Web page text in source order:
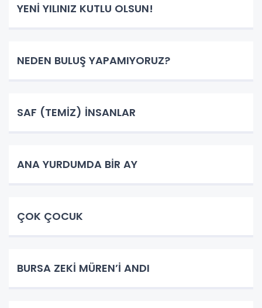
YENİ YILINIZ KUTLU OLSUN!
NEDEN BULUŞ YAPAMIYORUZ?
SAF (TEMİZ) İNSANLAR
ANA YURDUMDA BİR AY
ÇOK ÇOCUK
BURSA ZEKİ MÜREN’İ ANDI